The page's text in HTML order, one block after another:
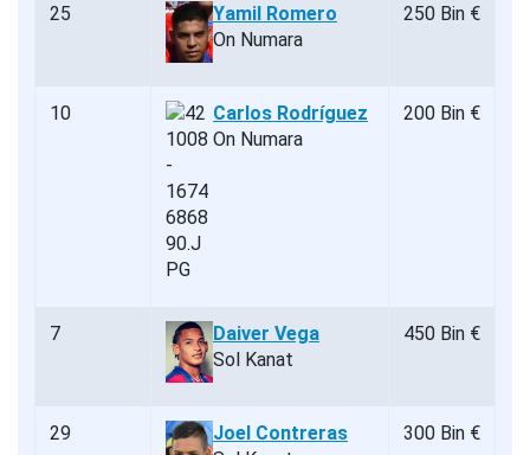
25
Yamil Romero
On Numara
250 Bin €
10
Carlos Rodríguez
On Numara
200 Bin €
7
Daiver Vega
Sol Kanat
450 Bin €
29
Joel Contreras
300 Bin €